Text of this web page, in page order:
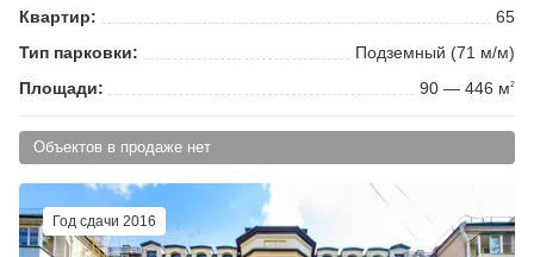
Квартир:
65
Тип парковки:
Подземный (71 м/м)
Площади:
90 — 446 м2
Объектов в продаже нет
Год сдачи 2016